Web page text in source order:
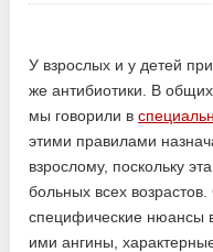
У взрослых и у детей
же антибиотики. В
мы говорили в
этими правилами
взрослому, поскольку
больных всех
специфические нюансы
ими ангины,